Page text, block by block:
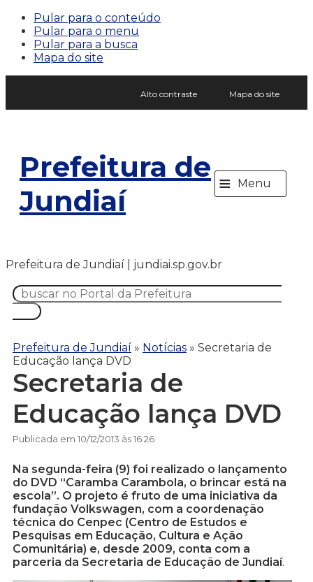
Pular para o conteúdo
Pular para o menu
Pular para a busca
Mapa do site
Alto contraste Mapa do site
Prefeitura de
Jundiaí
≡ Menu
Prefeitura de Jundiaí | jundiai.sp.gov.br
Prefeitura de Jundiaí » Notícias » Secretaria de
Educação lança DVD
Secretaria de
Educação lança DVD
Publicada em 10/12/2013 às 16:26
Na segunda-feira (9) foi realizado o lançamento
do DVD “Caramba Carambola, o brincar está na
escola”. O projeto é fruto de uma iniciativa da
fundação Volkswagen, com a coordenação
técnica do Cenpec (Centro de Estudos e
Pesquisas em Educação, Cultura e Ação
Comunitária) e, desde 2009, conta com a
parceria da Secretaria de Educação de Jundiaí.